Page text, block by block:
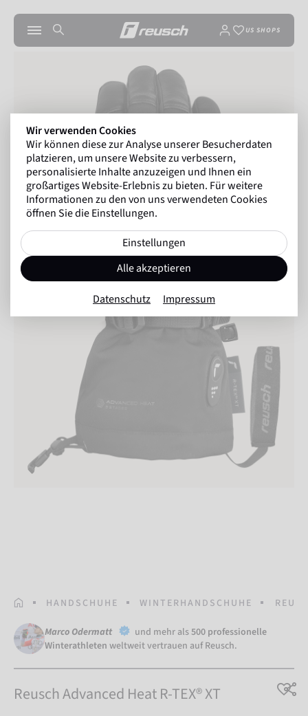
US SHOPS
STARTSEITEHANDSCHUHE WINTERHANDSCHUHE
Marco Odermatt und mehr als500 professionelle
Winterathleten weltweit vertrauen auf Reusch.
Reusch Advanced Heat R-TEX® XT
Wir verwenden Cookies
Wir können diese zur Analyse unserer Besucherdaten
platzieren, um unsere Website zu verbessern,
personalisierte Inhalte anzuzeigen und Ihnen ein
großartiges Website-Erlebnis zu bieten. Für weitere
Informationen zu den von uns verwendeten Cookies
öffnen Sie die Einstellungen.
Einstellungen
Alle akzeptieren
Datenschutz Impressum